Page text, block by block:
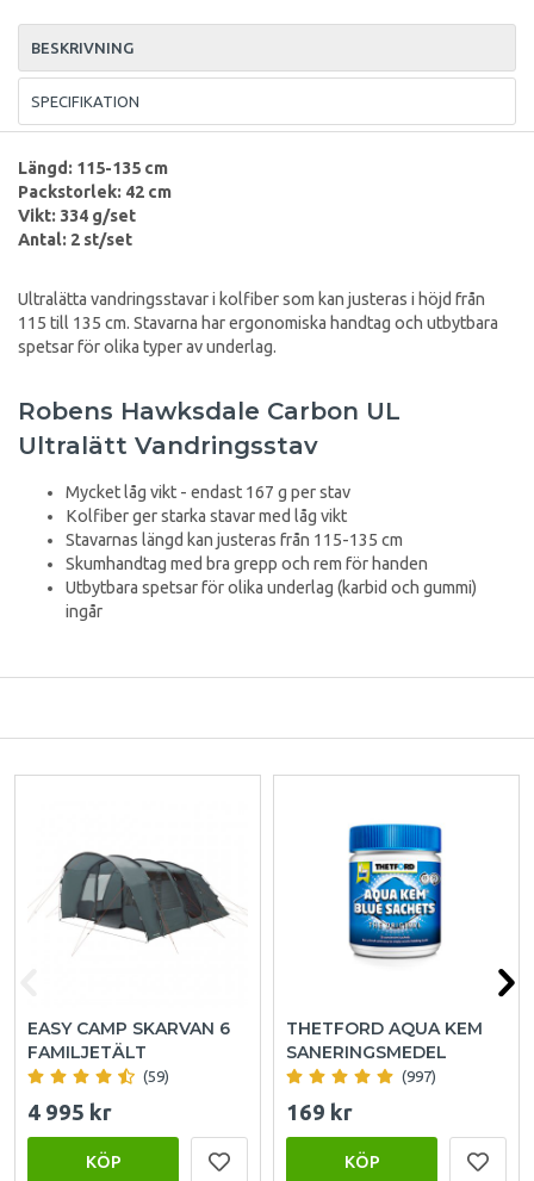
BESKRIVNING
SPECIFIKATION
Längd: 115-135 cm
Packstorlek: 42 cm
Vikt: 334 g/set
Antal: 2 st/set
Ultralätta vandringsstavar i kolfiber som kan justeras i höjd från
115 till 135 cm. Stavarna har ergonomiska handtag och utbytbara
spetsar för olika typer av underlag.
Robens Hawksdale Carbon UL
Ultralätt Vandringsstav
Mycket låg vikt - endast 167 g per stav
Kolfiber ger starka stavar med låg vikt
Stavarnas längd kan justeras från 115-135 cm
Skumhandtag med bra grepp och rem för handen
Utbytbara spetsar för olika underlag (karbid och gummi)
ingår
EASY CAMP SKARVAN 6
FAMILJETÄLT
(59)
4 995 kr
KÖP
THETFORD AQUA KEM
SANERINGSMEDEL
(997)
169 kr
KÖP